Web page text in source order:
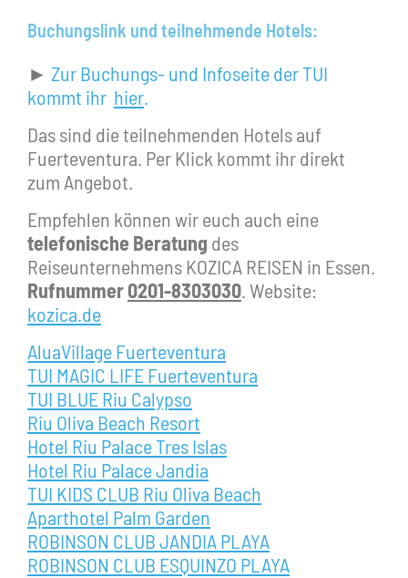
Buchungslink und teilnehmende Hotels:
► Zur Buchungs- und Infoseite der TUI
kommt ihr hier
Das sind die teilnehmenden Hotels auf
Fuerteventura. Per Klick kommt ihr direkt
zum Angebot.
Empfehlen können wir euch auch eine
telefonische Beratung des
Reiseunternehmens KOZICA REISEN in Essen.
Rufnummer0201-8303030 . Website:
kozica.de
AluaVillage Fuerteventura
TUI MAGIC LIFE Fuerteventura
TUI BLUE Riu Calypso
Riu Oliva Beach Resort
Hotel Riu Palace Tres Islas
Hotel Riu Palace Jandia
TUI KIDS CLUB Riu Oliva Beach
Aparthotel Palm Garden
ROBINSON CLUB JANDIA PLAYA
ROBINSON CLUB ESQUINZO PLAYA